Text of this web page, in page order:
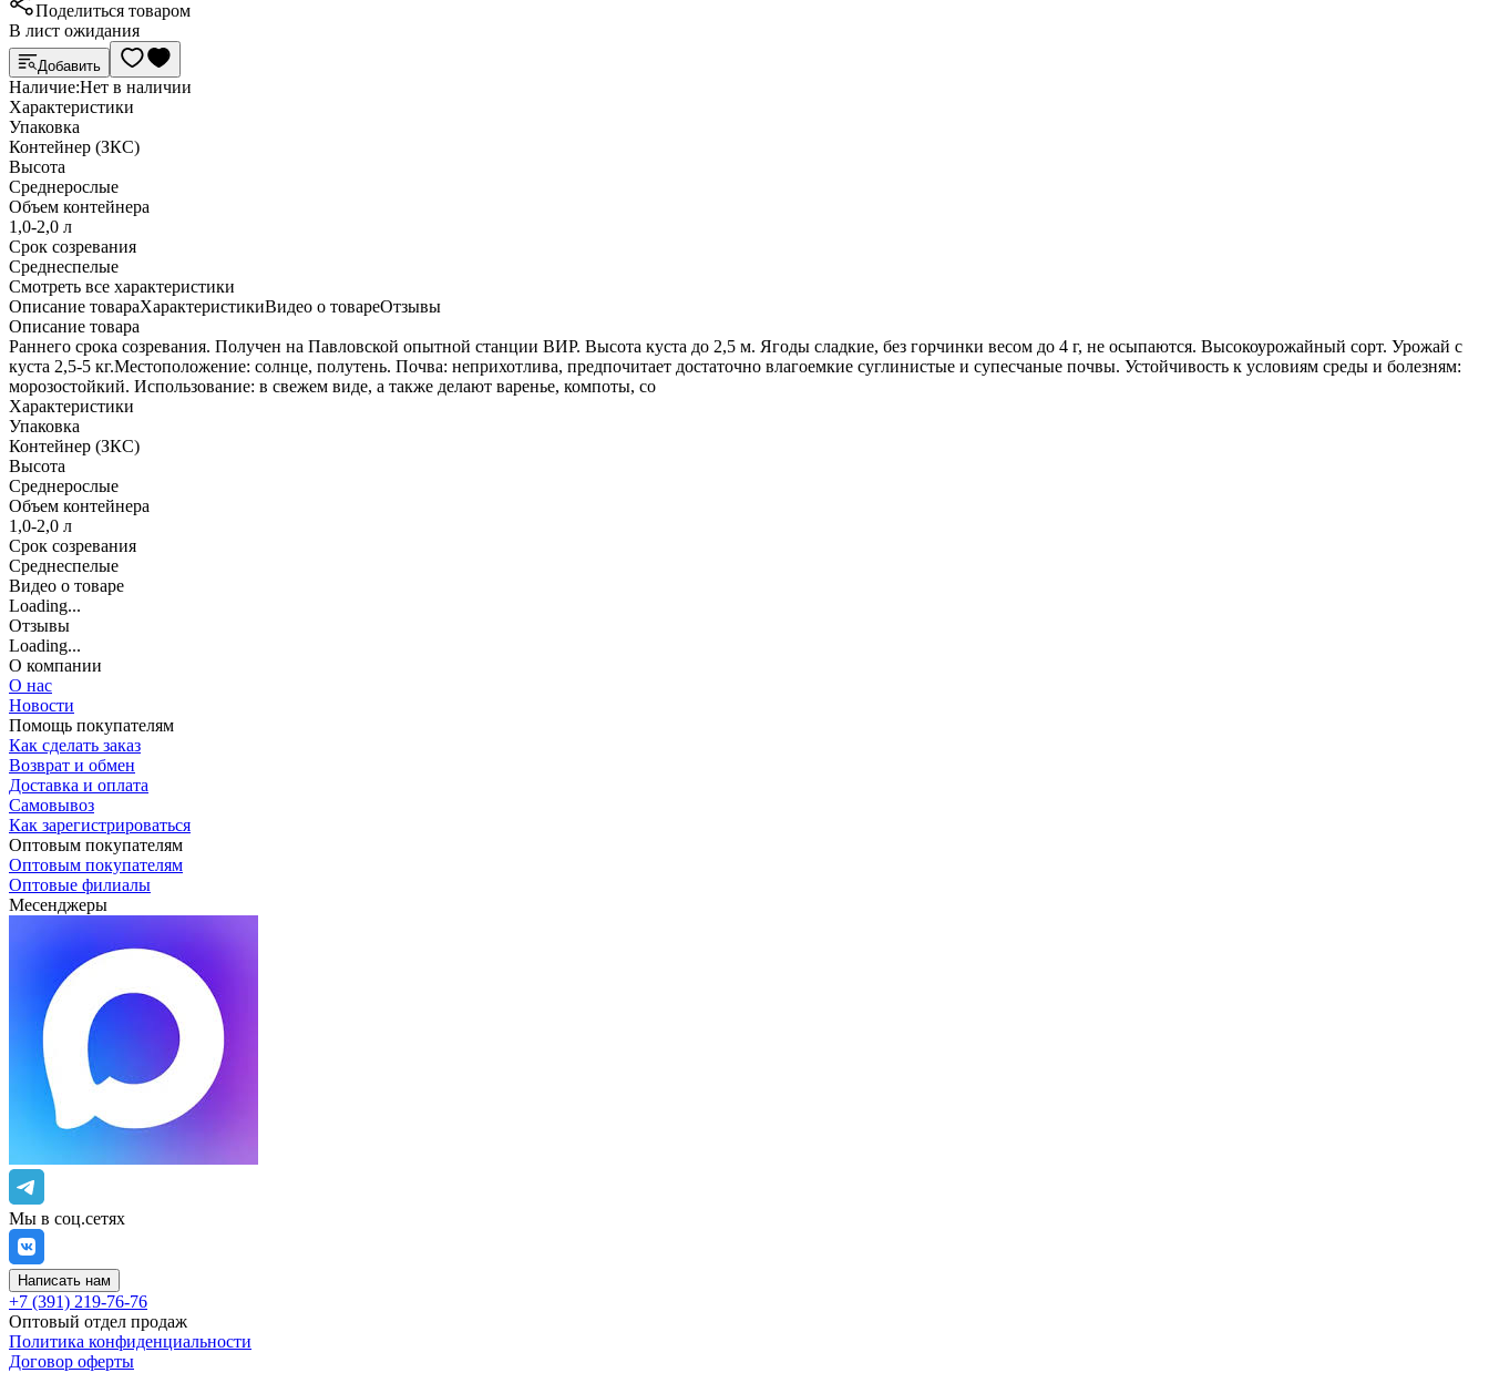
Поделиться товаром
В лист ожидания
Добавить
Наличие:Нет в наличии
Характеристики
Упаковка
Контейнер (ЗКС)
Высота
Среднерослые
Объем контейнера
1,0-2,0 л
Срок созревания
Среднеспелые
Cмотреть все характеристики
Описание товараХарактеристикиВидео о товареОтзывы
Описание товара
Раннего срока созревания. Получен на Павловской опытной станции ВИР. Высота куста до 2,5 м. Ягоды сладкие, без горчинки весом до 4 г, не осыпаются. Высокоурожайный сорт. Урожай с
куста 2,5-5 кг.Местоположение: солнце, полутень. Почва: неприхотлива, предпочитает достаточно влагоемкие суглинистые и супесчаные почвы. Устойчивость к условиям среды и болезням:
морозостойкий. Использование: в свежем виде, а также делают варенье, компоты, со
Характеристики
Упаковка
Контейнер (ЗКС)
Высота
Среднерослые
Объем контейнера
1,0-2,0 л
Срок созревания
Среднеспелые
Видео о товаре
Loading...
Отзывы
Loading...
О компании
О нас
Новости
Помощь покупателям
Как сделать заказ
Возврат и обмен
Доставка и оплата
Самовывоз
Как зарегистрироваться
Оптовым покупателям
Оптовым покупателям
Оптовые филиалы
Месенджеры
Мы в соц.сетях
Написать нам
+7 (391) 219-76-76
Оптовый отдел продаж
Политика конфиденциальности
Договор оферты